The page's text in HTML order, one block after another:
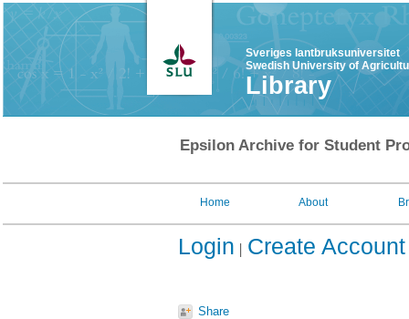
Sveriges lantbruksuniversitet
Swedish University of
Library
Epsilon Archive for Student
Home About
Login Create Account
Share